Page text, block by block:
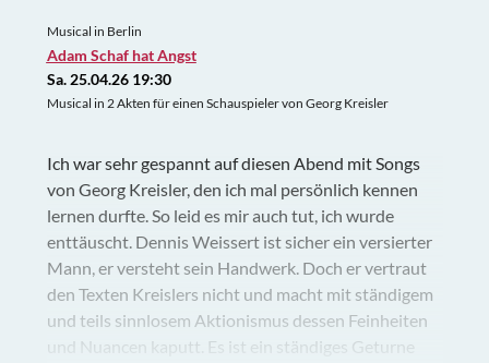
Musical in Berlin
Adam Schaf hat Angst
Sa. 25.04.26 19:30
Musical in 2 Akten für einen Schauspieler von Georg Kreisler
Ich war sehr gespannt auf diesen Abend mit Songs
von Georg Kreisler, den ich mal persönlich kennen
lernen durfte. So leid es mir auch tut, ich wurde
enttäuscht. Dennis Weissert ist sicher ein versierter
Mann, er versteht sein Handwerk. Doch er vertraut
den Texten Kreislers nicht und macht mit ständigem
und teils sinnlosem Aktionismus dessen Feinheiten
und Nuancen kaputt. Es ist ein ständiges Geturne